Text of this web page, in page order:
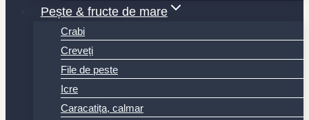
Pește & fructe de mare
Crabi
Creveți
File de peste
Icre
Caracatița, calmar